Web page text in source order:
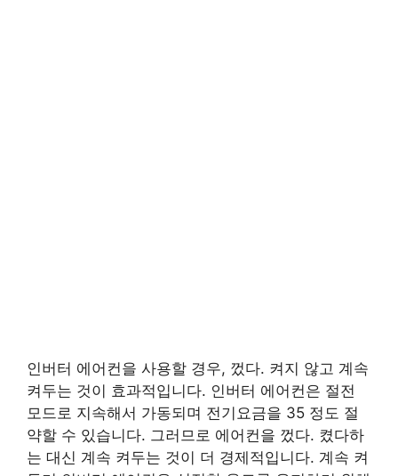
인버터 에어컨을 사용할 경우, 껐다. 켜지 않고 계속
켜두는 것이 효과적입니다. 인버터 에어컨은 절전
모드로 지속해서 가동되며 전기요금을 35 정도 절
약할 수 있습니다. 그러므로 에어컨을 껐다. 켰다하
는 대신 계속 켜두는 것이 더 경제적입니다. 계속 켜